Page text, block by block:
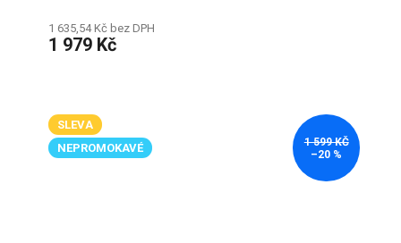
1 635,54 Kč bez DPH
1 979 Kč
SLEVA
NEPROMOKAVÉ
1 599 KČ
–20 %